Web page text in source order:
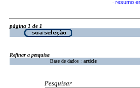
· resumo
página 1 de 1
Refinar a pesquisa
Base de dados : article
Pesquisar